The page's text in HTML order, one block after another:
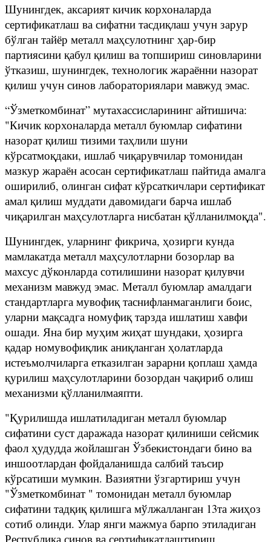
Шунингдек, аксарият кичик корхоналарда
сертификатлаш ва сифатни тасдиқлаш учун зарур
бўлган тайёр металл маҳсулотнинг ҳар-бир
партиясини қабул қилиш ва топшириш синовларини
ўтказиш, шунингдек, технологик жараённи назорат
қилиш учун синов лабораториялари мавжуд эмас.
“Ўзметкомбинат” мутахассисларининг айтишича:
"Кичик корхоналарда металл буюмлар сифатини
назорат қилиш тизими таҳлили шуни
кўрсатмоқдаки, ишлаб чиқарувчилар томонидан
мазкур жараён асосан сертификатлаш пайтида амалга
оширилиб, олинган сифат кўрсаткичлари сертификат
амал қилиш муддати давомидаги барча ишлаб
чиқарилган маҳсулотларга нисбатан қўлланилмоқда".
Шунингдек, уларнинг фикрича, ҳозирги кунда
мамлакатда металл маҳсулотларни бозорлар ва
махсус дўконларда сотилишини назорат қилувчи
механизм мавжуд эмас. Металл буюмлар амалдаги
стандартларга мувофиқ таснифланмаганлиги боис,
уларни мақсадга номуфиқ тарзда ишлатиш хавфи
ошади. Яна бир муҳим жиҳат шундаки, ҳозирга
қадар номувофиқлик аниқланган ҳолатларда
истеъмолчиларга етказилган зарарни қоплаш ҳамда
қурилиш маҳсулотларини бозордан чақириб олиш
механизми қўлланилмаяпти.
"Қурилишда ишлатиладиган металл буюмлар
сифатини суст даражада назорат қилиниши сейсмик
фаол ҳудудда жойлашган Ўзбекистондаги бино ва
иншоотлардан фойдаланишда салбий таъсир
кўрсатиши мумкин. Вазиятни ўзгартириш учун
"Ўзметкомбинат " томонидан металл буюмлар
сифатини тадқиқ қилишга мўлжалланган 13та жиҳоз
сотиб олинди. Улар янги мажмуа барпо этиладиган
Республика синов ва сертификатлаштириш